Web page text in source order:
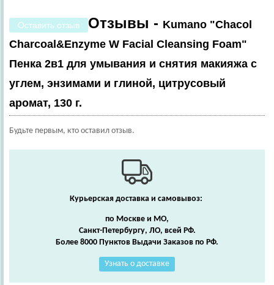
Оставить отзыв Отзывы - Kumano "Chacol
Charcoal&Enzyme W Facial Cleansing Foam"
Пенка 2в1 для умывания и снятия макияжа с
углем, энзимами и глиной, цитрусовый
аромат, 130 г.
Будьте первым, кто оставил отзыв.
Курьерская доставка и самовывоз:
по Москве и МО,
Санкт-Петербургу, ЛО, всей РФ.
Более 8000 Пунктов Выдачи Заказов по РФ.
Узнать о доставке